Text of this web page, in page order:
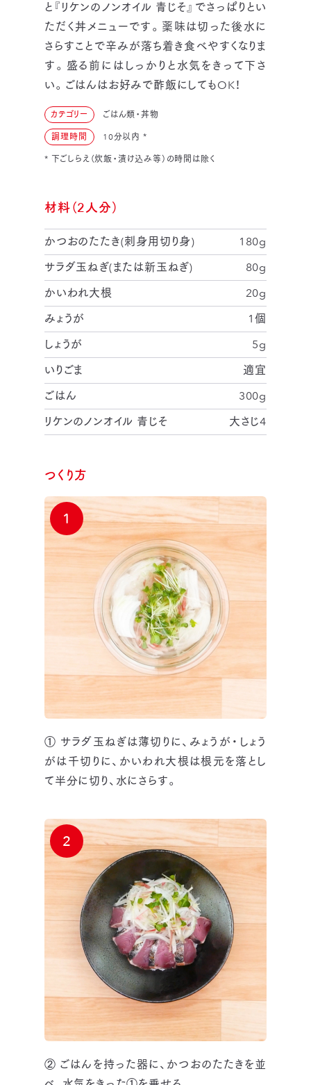
と『リケンのノンオイル 青じそ』でさっぱりとい
ただく丼メニューです。薬味は切った後水に
さらすことで辛みが落ち着き食べやすくなりま
す。盛る前にはしっかりと水気をきって下さ
い。ごはんはお好みで酢飯にしてもOK！
カテゴリー ごはん類・丼物
調理時間 10分以内 *
* 下ごしらえ（炊飯・漬け込み等）の時間は除く
材料（2人分）
かつおのたたき(刺身用切り身)
180g
サラダ玉ねぎ(または新玉ねぎ)
80g
かいわれ大根
20g
みょうが
1個
しょうが
5g
いりごま
適宜
ごはん
300g
リケンのノンオイル 青じそ
大さじ4
つくり方
① サラダ玉ねぎは薄切りに、みょうが・しょう
がは千切りに、かいわれ大根は根元を落とし
て半分に切り、水にさらす。
1
② ごはんを持った器に、かつおのたたきを並
2